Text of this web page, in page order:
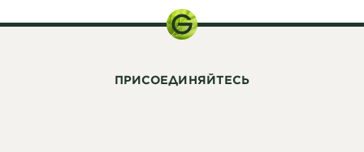
ПРИСОЕДИНЯЙТЕСЬ